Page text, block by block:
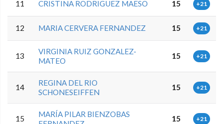
11 CRISTINA RODRIGUEZ MAESO 15 +21
12 MARIA CERVERA FERNANDEZ 15 +21
13
VIRGINIA RUIZ GONZALEZ-
MATEO
15 +21
14
REGINA DEL RIO
SCHONESEIFFEN
15 +21
15
MARÍA PILAR BIENZOBAS
15 +21